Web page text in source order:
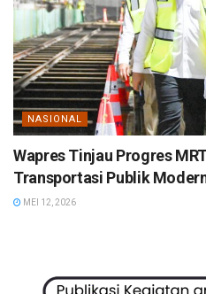
NASIONAL
Wapres Tinjau Progres
Transportasi Publik
MEI 12, 2026